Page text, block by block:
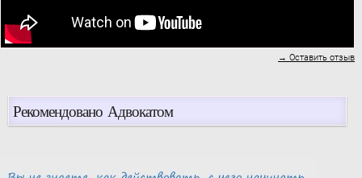
→ Оставить отзыв
Рекомендовано Адвокатом